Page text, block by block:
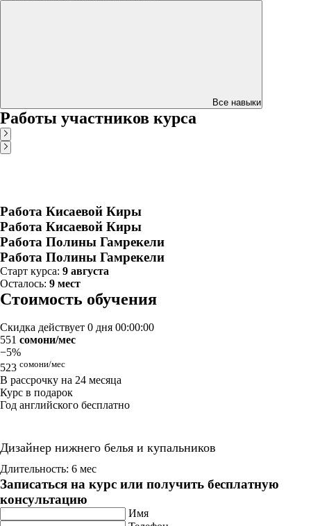
Все навыки
Работы участников курса
Работа Кисаевой Киры
Работа Кисаевой Киры
Работа Полины Гамрекели
Работа Полины Гамрекели
Старт курса: 9 августа
Осталось: 9 мест
Стоимость обучения
Скидка действует 0 дня 00:00:00
551 сомони/мес
−5%
523 сомони/мес
В рассрочку на 24 месяца
Курс в подарок
Год английского бесплатно
Дизайнер нижнего белья и купальников
Длительность: 6 мес
Записаться на курс или получить бесплатную
консультацию
Имя